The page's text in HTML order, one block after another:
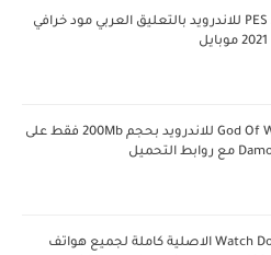
تحميل لعبة PES 2021 للاندرويد بالتعليق العربي مود خرافي
تحميل لعبة God Of War 2 للاندرويد بحجم 200Mb فقط على
تحميل لعبة Watch Dogs 2 الاصلية كاملة لجميع هواتف